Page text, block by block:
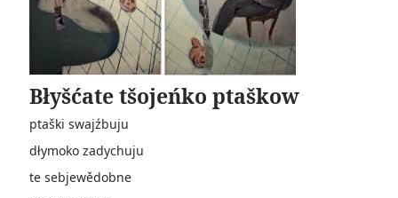
Błyšćate tšojeńko ptaškow
ptaški swajźbuju
dłymoko zadychuju
te sebjewědobne